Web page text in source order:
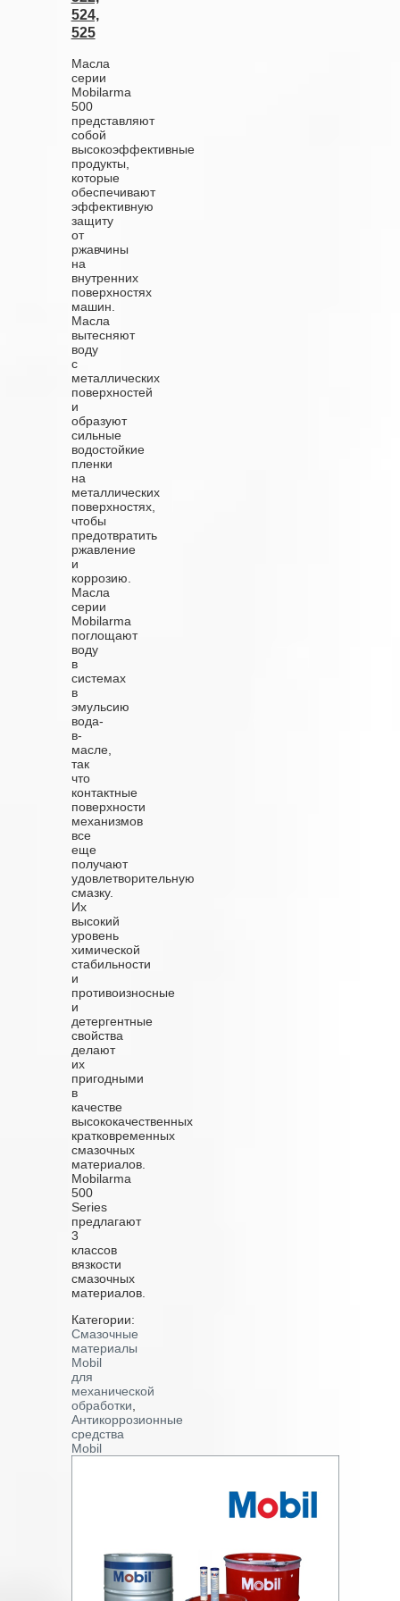
524,
525
Масла
серии
Mobilarma
500
представляют
собой
высокоэффективные
продукты,
которые
обеспечивают
эффективную
защиту
от
ржавчины
на
внутренних
поверхностях
машин.
Масла
вытесняют
воду
с
металлических
поверхностей
и
образуют
сильные
водостойкие
пленки
на
металлических
поверхностях,
чтобы
предотвратить
ржавление
и
коррозию.
Масла
серии
Mobilarma
поглощают
воду
в
системах
в
эмульсию
вода-
в-
масле,
так
что
контактные
поверхности
механизмов
все
еще
получают
удовлетворительную
смазку.
Их
высокий
уровень
химической
стабильности
и
противоизносные
и
детергентные
свойства
делают
их
пригодными
в
качестве
высококачественных
кратковременных
смазочных
материалов.
Mobilarma
500
Series
предлагают
3
классов
вязкости
смазочных
материалов.
Категории:
Смазочные
материалы
Mobil
для
механической
обработки
Антикоррозионные
средства
Mobil